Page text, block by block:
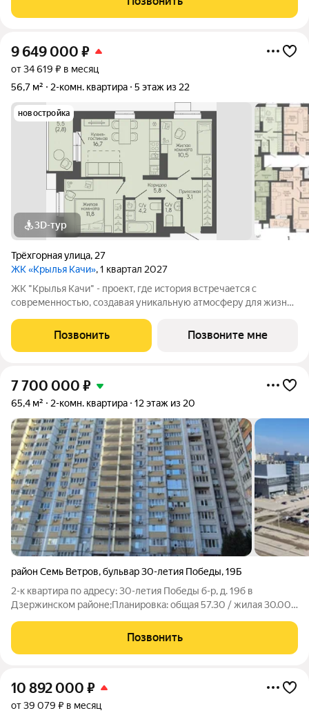
На полу
9 649 000 ₽
от 34 619 ₽ в месяц
56,7 м²
2-комн. квартира 5 этаж из 22
новостройка
3D-тур
Трёхгорная улица, 27
ЖК «Крылья Качи», 1 квартал 2027
ЖК "Крылья Качи" - проект, где история встречается с
современностью, создавая уникальную атмосферу для жизни.
Дзержинского района Волгограда - в микрорайоне Кача, по
адресу ул. Трехгорная, 27 и
Позвонить Позвоните мне
7 700 000 ₽
65,4 м² 2-комн. квартира 12 этаж из 20
район Семь Ветров,бульвар 30-летия Победы,19Б
2-к квартира по адресу: 30-летия Победы б-р, д. 19б в
Дзержинском районе;Планировка: общая 57.30 / жилая 30.00 /
окна. Раздельный санузел. Есть 2 застекленных пластиком
лоджииОкна выходят на
Позвонить
10 892 000 ₽
от 39 079 ₽ в месяц